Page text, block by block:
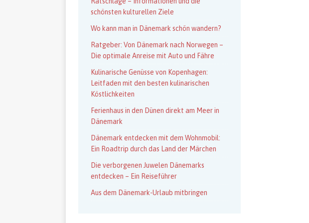
schönsten kulturellen Ziele
Wo kann man in Dänemark schön wandern?
Ratgeber: Von Dänemark nach Norwegen –
Die optimale Anreise mit Auto und Fähre
Kulinarische Genüsse von Kopenhagen:
Leitfaden mit den besten kulinarischen
Köstlichkeiten
Ferienhaus in den Dünen direkt am Meer in
Dänemark
Dänemark entdecken mit dem Wohnmobil:
Ein Roadtrip durch das Land der Märchen
Die verborgenen Juwelen Dänemarks
entdecken – Ein Reiseführer
Aus dem Dänemark-Urlaub mitbringen